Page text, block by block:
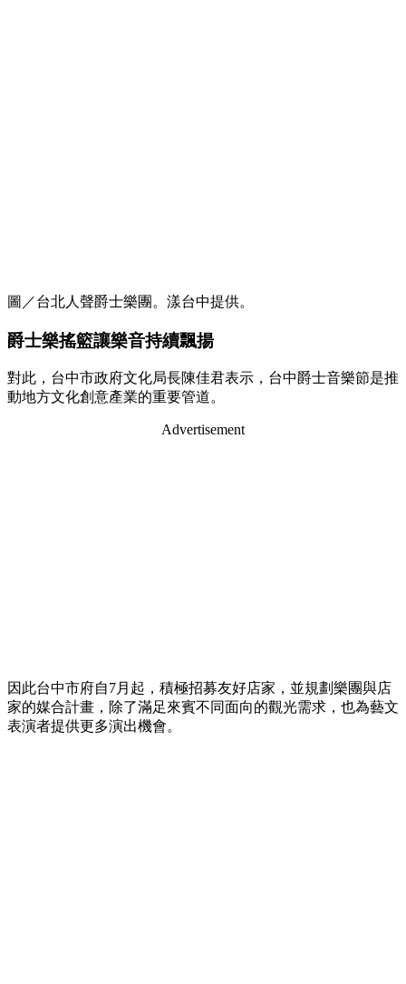
圖／台北人聲爵士樂團。漾台中提供。
爵士樂搖籃讓樂音持續飄揚
對此，台中市政府文化局長陳佳君表示，台中爵士音樂節是推
動地方文化創意產業的重要管道。
Advertisement
因此台中市府自7月起，積極招募友好店家，並規劃樂團與店
家的媒合計畫，除了滿足來賓不同面向的觀光需求，也為藝文
表演者提供更多演出機會。